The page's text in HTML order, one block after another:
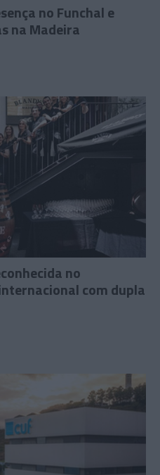
no Funchal e
na Madeira
no
com dupla